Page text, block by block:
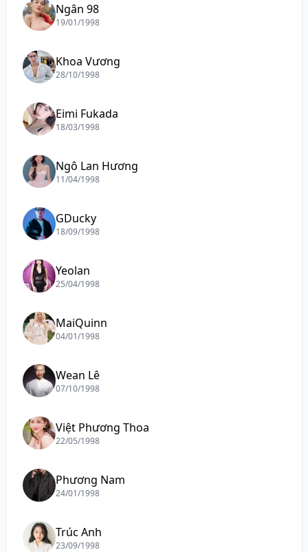
Ngân 98
19/01/1998
Khoa Vương
28/10/1998
Eimi Fukada
18/03/1998
Ngô Lan Hương
11/04/1998
GDucky
18/09/1998
Yeolan
25/04/1998
MaiQuinn
04/01/1998
Wean Lê
07/10/1998
Việt Phương Thoa
22/05/1998
Phương Nam
24/01/1998
Trúc Anh
23/09/1998